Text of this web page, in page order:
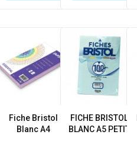
Fiche Bristol
Blanc A4
FICHE BRISTOL
BLANC A5 PETIT